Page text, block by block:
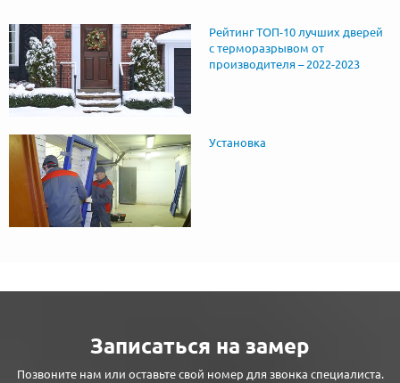
Рейтинг ТОП-10 лучших дверей
с терморазрывом от
производителя – 2022-2023
Установка
Записаться на замер
Позвоните нам или оставьте свой номер для звонка специалиста.